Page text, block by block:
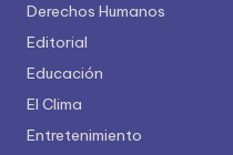
Derechos Humanos
Editorial
Educación
El Clima
Entretenimiento